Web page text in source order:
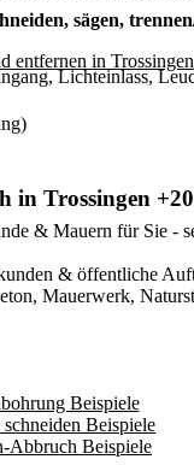
sägen,
entfernen in Trossingen
Lichteinlass,
in Trossingen
& Mauern für Sie -
& öffentliche
Mauerwerk,
Beispiele
Beispiele
Abbruch Beispiele